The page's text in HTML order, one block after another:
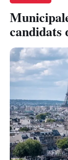
ACTUALITÉ
FEEL GOOD
TRANSPORTS
ÉCONOMIE
candidats